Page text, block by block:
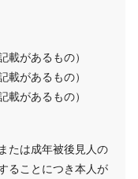
載があるもの）
載があるもの）
載があるもの）
たは成年被後見人の
ることにつき本人が